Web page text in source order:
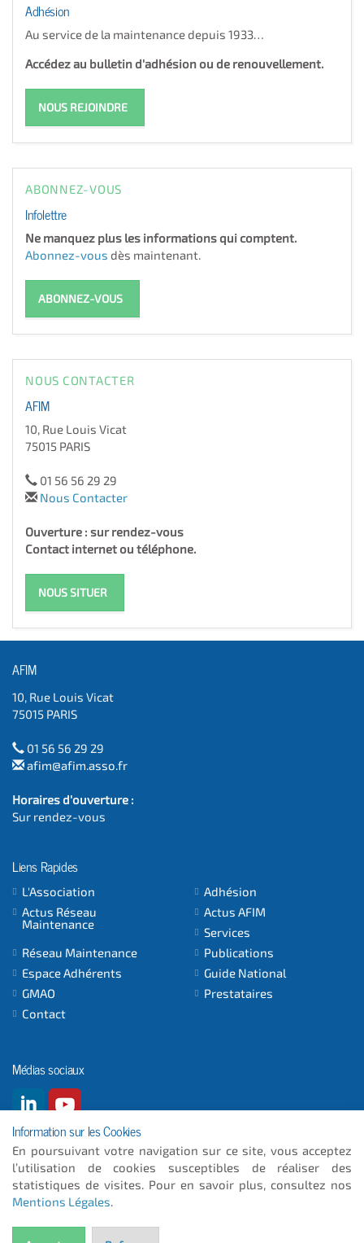
Adhésion
Au service de la maintenance depuis 1933…
Accédez au bulletin d'adhésion ou de renouvellement.
NOUS REJOINDRE
ABONNEZ-VOUS
Infolettre
Ne manquez plus les informations qui comptent.
Abonnez-vous dès maintenant.
ABONNEZ-VOUS
NOUS CONTACTER
AFIM
10, Rue Louis Vicat
75015 PARIS
01 56 56 29 29
Nous Contacter
Ouverture : sur rendez-vous
Contact internet ou téléphone.
NOUS SITUER
AFIM
10, Rue Louis Vicat
75015 PARIS
01 56 56 29 29
afim@afim.asso.fr
Horaires d'ouverture :
Sur rendez-vous
Liens Rapides
L'Association
Adhésion
Actus Réseau
Maintenance
Actus AFIM
Services
Réseau Maintenance
Publications
Espace Adhérents
Guide National
GMAO
Prestataires
Contact
Médias sociaux
© 2026 - ICC INFORMATIQUE
Plan du site
Information sur les Cookies
En poursuivant votre navigation sur ce site, vous acceptez
l’utilisation de cookies susceptibles de réaliser des
statistiques de visites. Pour en savoir plus, consultez nos
Mentions Légales.